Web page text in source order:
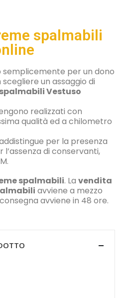
spalmabili
semplicemente per un dono
un assaggio di
Vestuso
realizzati con
qualità ed a chilometro
per la presenza
di conservanti,
spalmabili. La vendita
avviene a mezzo
avviene in 48 ore.